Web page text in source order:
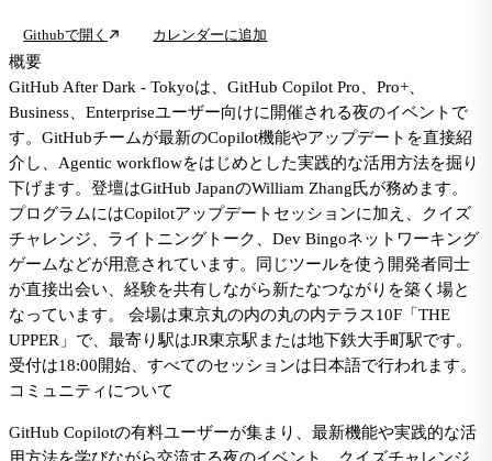
Githubで開く カレンダーに追加
概要
GitHub After Dark - Tokyoは、GitHub Copilot Pro、Pro+、
Business、Enterpriseユーザー向けに開催される夜のイベントで
す。GitHubチームが最新のCopilot機能やアップデートを直接紹
介し、Agentic workflowをはじめとした実践的な活用方法を掘り
下げます。登壇はGitHub JapanのWilliam Zhang氏が務めます。
プログラムにはCopilotアップデートセッションに加え、クイズ
チャレンジ、ライトニングトーク、Dev Bingoネットワーキング
ゲームなどが用意されています。同じツールを使う開発者同士
が直接出会い、経験を共有しながら新たなつながりを築く場と
なっています。 会場は東京丸の内の丸の内テラス10F「THE
UPPER」で、最寄り駅はJR東京駅または地下鉄大手町駅です。
受付は18:00開始、すべてのセッションは日本語で行われます。
コミュニティについて
GitHub Copilotの有料ユーザーが集まり、最新機能や実践的な活